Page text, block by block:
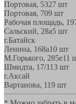
Портовая, 5327 шт
Портовая, 709 шт
Рабочая площадь, 19
Сальский, 28a5 шт
г.Батайск
Ленина, 168а10 шт
М.Горького, 285е11
Шмидта, 17/113 шт
г.Аксай
Вартанова, 119 шт